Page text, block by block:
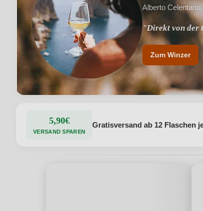
Alberto Celentano
"Direkt von der
Zum Winzer
5,90€
VERSAND SPAREN
Gratisversand ab 12 Flaschen